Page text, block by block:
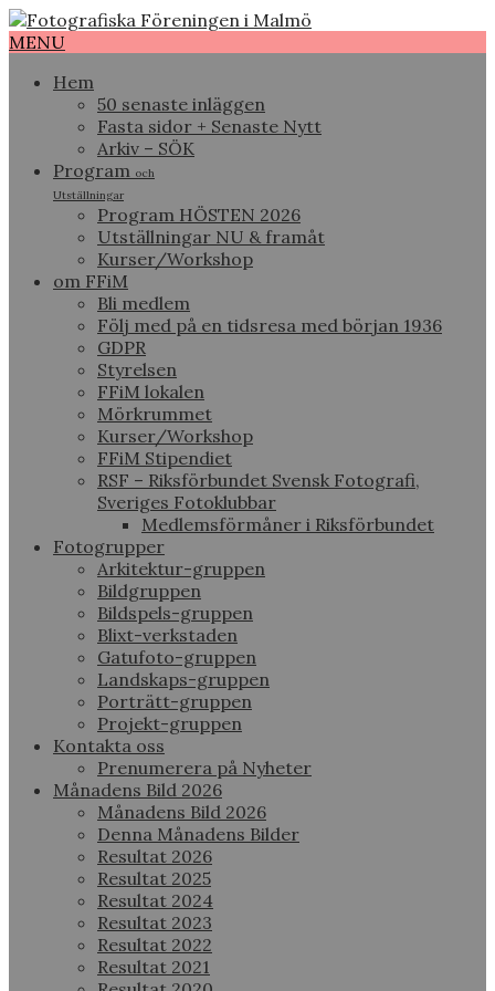
MENU
Hem
50 senaste inläggen
Fasta sidor + Senaste Nytt
Arkiv – SÖK
Program och
Utställningar
Program HÖSTEN 2026
Utställningar NU & framåt
Kurser/Workshop
om FFiM
Bli medlem
Följ med på en tidsresa med början 1936
GDPR
Styrelsen
FFiM lokalen
Mörkrummet
Kurser/Workshop
FFiM Stipendiet
RSF – Riksförbundet Svensk Fotografi,
Sveriges Fotoklubbar
Medlemsförmåner i Riksförbundet
Fotogrupper
Arkitektur-gruppen
Bildgruppen
Bildspels-gruppen
Blixt-verkstaden
Gatufoto-gruppen
Landskaps-gruppen
Porträtt-gruppen
Projekt-gruppen
Kontakta oss
Prenumerera på Nyheter
Månadens Bild 2026
Månadens Bild 2026
Denna Månadens Bilder
Resultat 2026
Resultat 2025
Resultat 2024
Resultat 2023
Resultat 2022
Resultat 2021